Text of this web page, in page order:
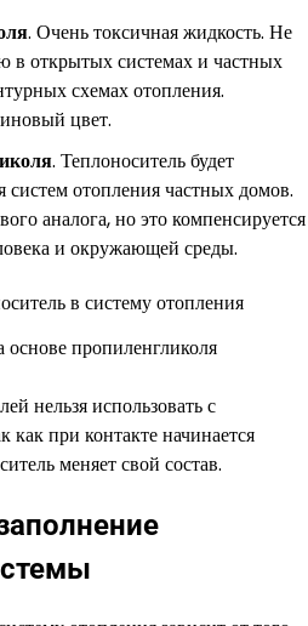
. Очень токсичная жидкость. Не
в открытых системах и частных
схемах отопления.
цвет.
. Теплоноситель будет
отопления частных домов.
аналога, но это компенсируется
и окружающей среды.
основе пропиленгликоля
нельзя использовать с
при контакте начинается
меняет свой состав.